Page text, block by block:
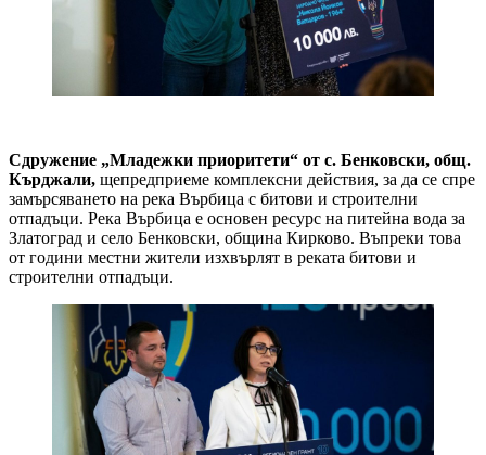
Сдружение „Младежки приоритети“ от с. Бенковски, общ.
Кърджали, щепредприеме комплексни действия, за да се спре
замърсяването на река Върбица с битови и строителни
отпадъци. Река Върбица е основен ресурс на питейна вода за
Златоград и село Бенковски, община Кирково. Въпреки това
от години местни жители изхвърлят в реката битови и
строителни отпадъци.